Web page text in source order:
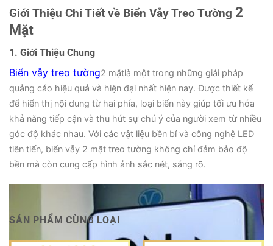
Giới Thiệu Chi Tiết về Biển Vẫy Treo Tường 2
Mặt
1. Giới Thiệu Chung
Biển vẫy treo tường2 mặtlà một trong những giải pháp
quảng cáo hiệu quả và hiện đại nhất hiện nay. Được thiết kế
để hiển thị nội dung từ hai phía, loại biển này giúp tối ưu hóa
khả năng tiếp cận và thu hút sự chú ý của người xem từ nhiều
góc độ khác nhau. Với các vật liệu bền bỉ và công nghệ LED
tiên tiến, biển vẫy 2 mặt treo tường không chỉ đảm bảo độ
bền mà còn cung cấp hình ảnh sắc nét, sáng rõ.
SẢN PHẨM CÙNG LOẠI